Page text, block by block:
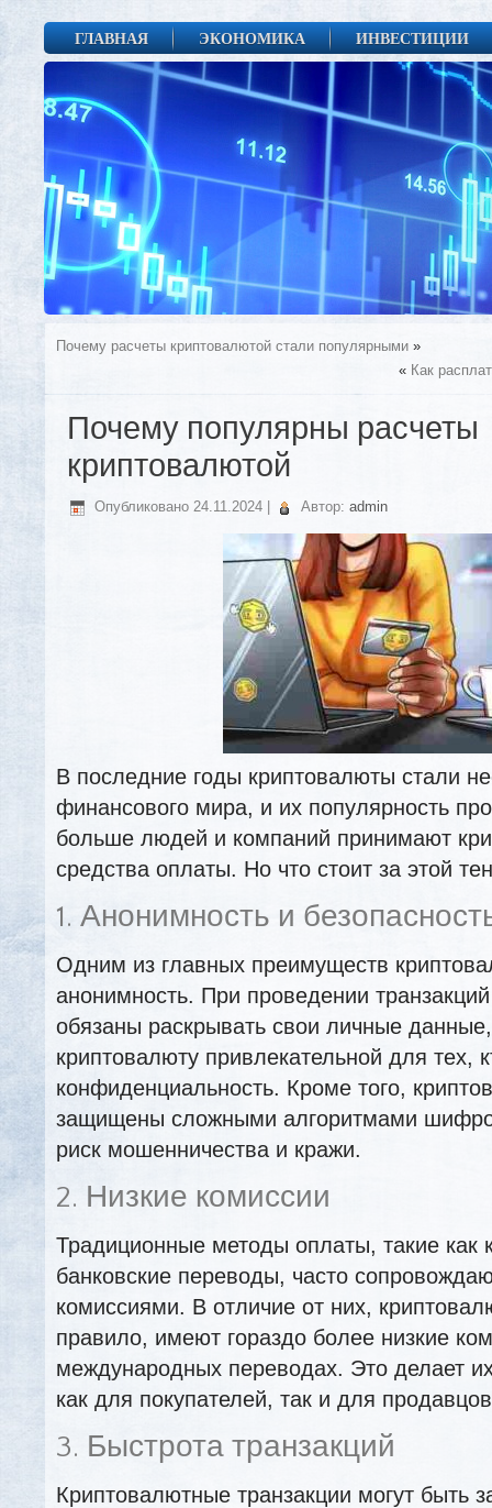
ГЛАВНАЯ ЭКОНОМИКА ИНВЕСТИЦИИ
Почему расчеты криптовалютой стали популярными »
« Как
Почему популярны расчеты
криптовалютой
Опубликовано 24.11.2024 Автор: admin
В последние годы криптовалюты стали
финансового мира, и их популярность
больше людей и компаний принимают
средства оплаты. Но что стоит за этой
1. Анонимность и
Одним из главных преимуществ
анонимность. При проведении
обязаны раскрывать свои личные
криптовалюту привлекательной для тех,
конфиденциальность. Кроме того,
защищены сложными алгоритмами
риск мошенничества и кражи.
2. Низкие комиссии
Традиционные методы оплаты, такие как
банковские переводы, часто
комиссиями. В отличие от них,
правило, имеют гораздо более низкие
международных переводах. Это делает
как для покупателей, так и для
3. Быстрота транзакций
Криптовалютные транзакции могут быть